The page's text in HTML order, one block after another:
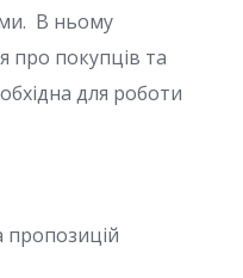
В ньому
про покупців та
для роботи
пропозицій